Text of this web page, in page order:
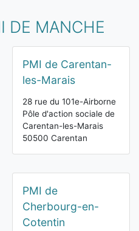
DE MANCHE
PMI de Carentan-
les-Marais
28 rue du 101e-Airborne
Pôle d'action sociale de
Carentan-les-Marais
50500 Carentan
PMI de
Cherbourg-en-
Cotentin